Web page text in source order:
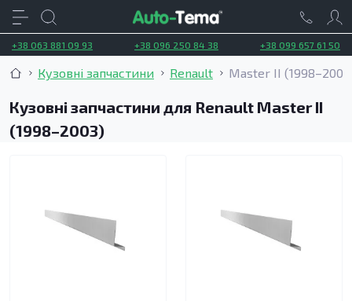
+38 063 881 09 93 +38 096 250 84 38 +38 099 657 61 50
Кузовні запчастини Renault Master II
Кузовні запчастини для Renault Master II
(1998–2003)